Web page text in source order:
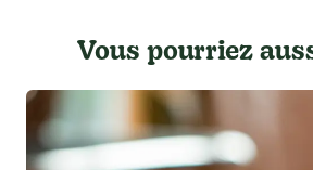
Vous pourriez